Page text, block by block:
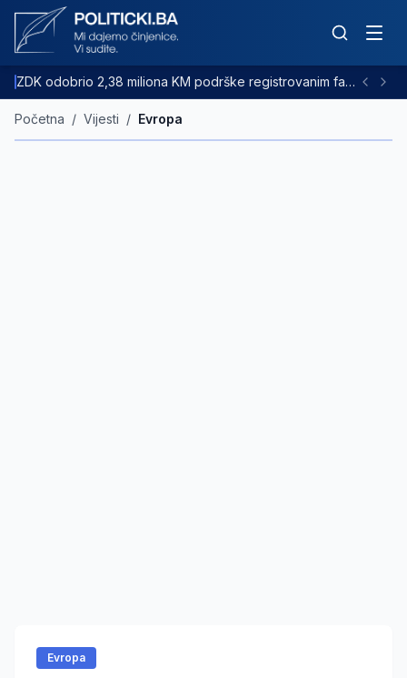
ZDK odobrio 2,38 miliona KM podrške registrovanim farmama goveda
Početna / Vijesti / Evropa
Evropa